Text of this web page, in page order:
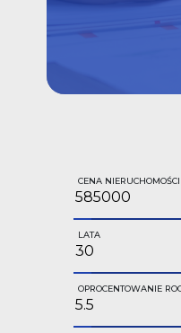
CENA NIERUCHOMOŚCI
LATA
OPROCENTOWANIE